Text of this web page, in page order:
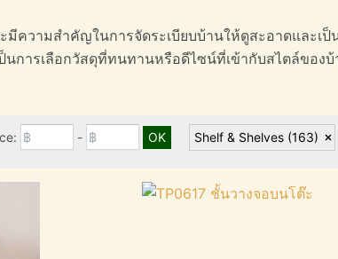
ความสำคัญในการจัดระเบียบบ้านให้ดูสะอาดและเ
การเลือกวัสดุที่ทนทานหรือดีไซน์ที่เข้ากับสไตล์ของ
- Shelf & Shelves (163)